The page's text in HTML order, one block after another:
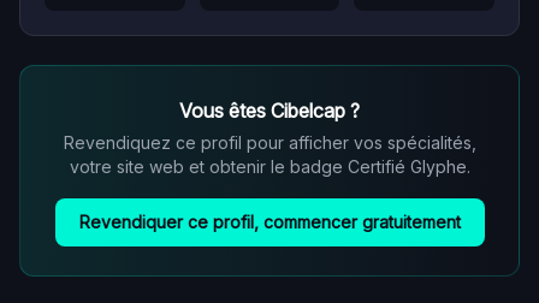
Vous êtes Cibelcap ?
Revendiquez ce profil pour afficher vos spécialités,
votre site web et obtenir le badge Certifié Glyphe.
Revendiquer ce profil, commencer gratuitement